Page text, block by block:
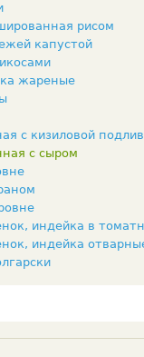
рисом
капустой
жареные
с кизиловой
с сыром
индейка в
индейка